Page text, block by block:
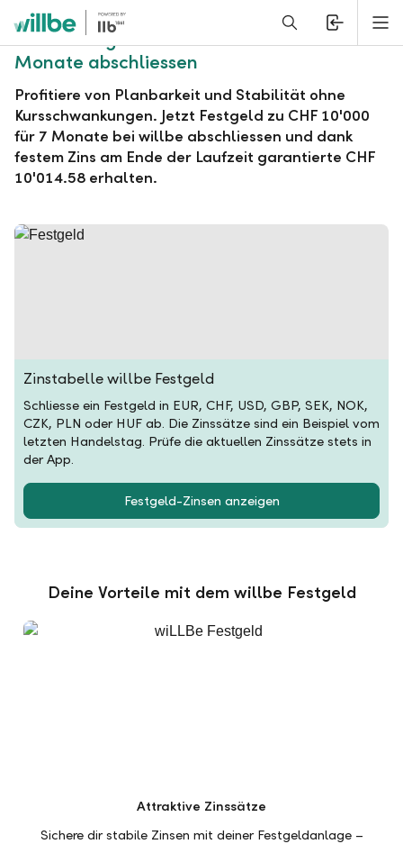
Alerts.Headline
willbe Festgeld zu CHF 10'000 für 7
Monate abschliessen
Profitiere von Planbarkeit und Stabilität ohne
Kursschwankungen. Jetzt Festgeld zu CHF 10'000
für 7 Monate bei willbe abschliessen und dank
festem Zins am Ende der Laufzeit garantierte CHF
10'014.58 erhalten.
Zinstabelle willbe Festgeld
Schliesse ein Festgeld in EUR, CHF, USD, GBP, SEK, NOK,
CZK, PLN oder HUF ab. Die Zinssätze sind ein Beispiel vom
letzten Handelstag. Prüfe die aktuellen Zinssätze stets in
der App.
Festgeld-Zinsen anzeigen
Deine Vorteile mit dem willbe Festgeld
Attraktive Zinssätze
Sichere dir stabile Zinsen mit deiner Festgeldanlage –